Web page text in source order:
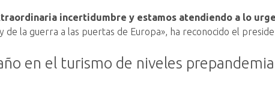
incertidumbre y estamos atendiendo a lo
de la guerra a las puertas de Europa», ha reconocido el
en el turismo de niveles prepandemia